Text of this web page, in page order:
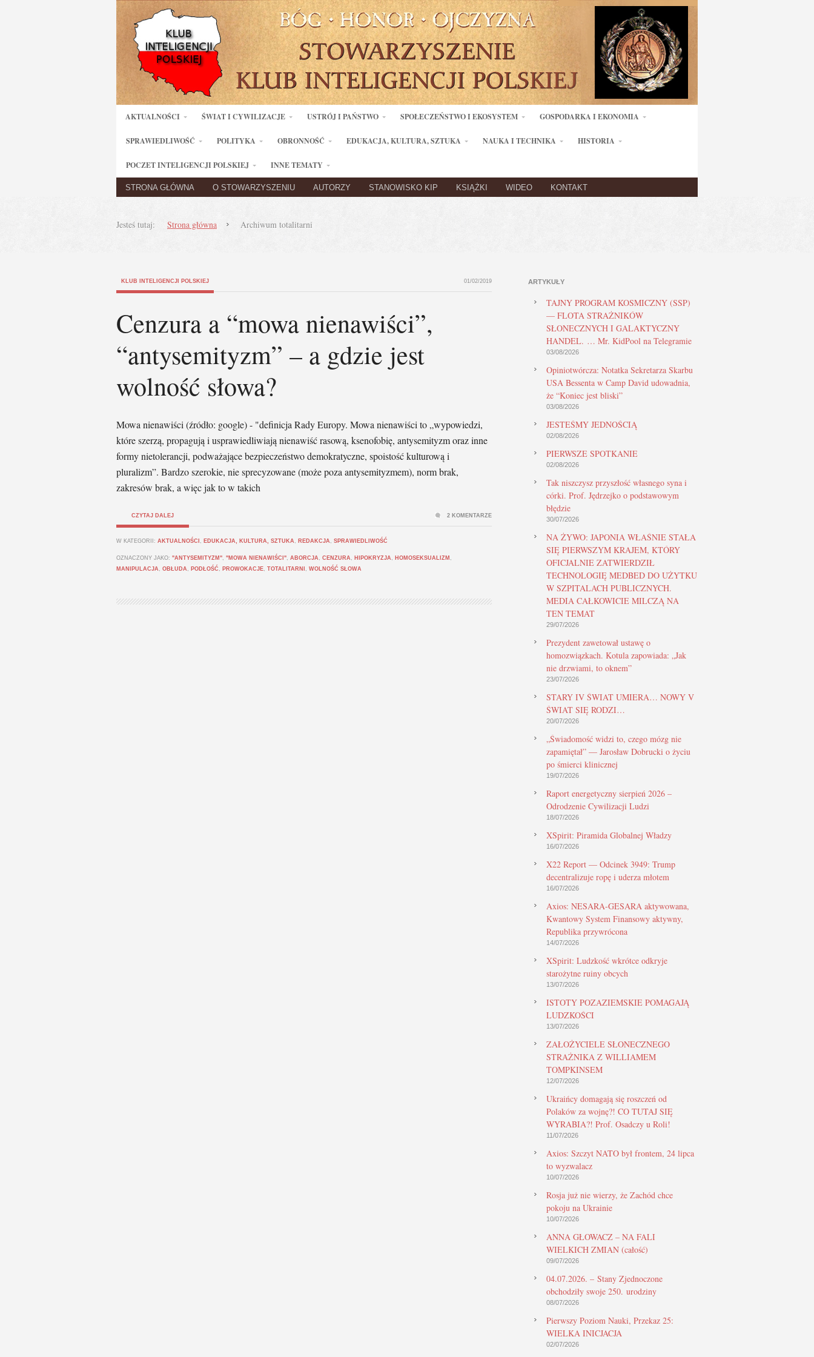
AKTUALNOŚCI ŚWIAT I CYWILIZACJE USTRÓJ I PAŃSTWO SPOŁECZEŃSTWO I EKOSYSTEM GOSPODARKA I EKONOMIA
SPRAWIEDLIWOŚĆ POLITYKA OBRONNOŚĆ EDUKACJA, KULTURA, SZTUKA NAUKA I TECHNIKA HISTORIA
POCZET INTELIGENCJI POLSKIEJ INNE TEMATY
STRONA GŁÓWNA O STOWARZYSZENIU AUTORZY STANOWISKO KIP KSIĄŻKI WIDEO KONTAKT
Jesteś tutaj: Strona główna Archiwum totalitarni
KLUB INTELIGENCJI POLSKIEJ 01/02/2019
Cenzura a “mowa nienawiści”,
“antysemityzm” – a gdzie jest
wolność słowa?
Mowa nienawiści (źródło: google) - "definicja Rady Europy. Mowa nienawiści to „wypowiedzi,
które szerzą, propagują i usprawiedliwiają nienawiść rasową, ksenofobię, antysemityzm oraz inne
formy nietolerancji, podważające bezpieczeństwo demokratyczne, spoistość kulturową i
pluralizm”. Bardzo szerokie, nie sprecyzowane (może poza antysemityzmem), norm brak,
zakresów brak, a więc jak to w takich
CZYTAJ DALEJ
W KATEGORII: AKTUALNOŚCI , EDUKACJA, KULTURA, SZTUKA , REDAKCJA , SPRAWIEDLIWOŚĆ
OZNACZONY JAKO: "ANTYSEMITYZM", "MOWA NIENAWIŚCI", ABORCJA , CENZURA , HIPOKRYZJA , HOMOSEKSUALIZM ,
MANIPULACJA , OBŁUDA , PODŁOŚĆ , PROWOKACJE, TOTALITARNI , WOLNOŚĆ SŁOWA
2 KOMENTARZE
ARTYKUŁY
TAJNY PROGRAM KOSMICZNY (SSP)
— FLOTA STRAŻNIKÓW
SŁONECZNYCH I GALAKTYCZNY
HANDEL. … Mr. KidPool na Telegramie
03/08/2026
Opiniotwórcza: Notatka Sekretarza Skarbu
USA Bessenta w Camp David udowadnia,
że “Koniec jest bliski”
03/08/2026
JESTEŚMY JEDNOŚCIĄ
02/08/2026
PIERWSZE SPOTKANIE
02/08/2026
Tak niszczysz przyszłość własnego syna i
córki. Prof. Jędrzejko o podstawowym
błędzie
30/07/2026
NA ŻYWO: JAPONIA WŁAŚNIE STAŁA
SIĘ PIERWSZYM KRAJEM, KTÓRY
OFICJALNIE ZATWIERDZIŁ
TECHNOLOGIĘ MEDBED DO UŻYTKU
W SZPITALACH PUBLICZNYCH.
MEDIA CAŁKOWICIE MILCZĄ NA
TEN TEMAT
29/07/2026
Prezydent zawetował ustawę o
homozwiązkach. Kotula zapowiada: „Jak
nie drzwiami, to oknem”
23/07/2026
STARY IV ŚWIAT UMIERA… NOWY V
ŚWIAT SIĘ RODZI…
20/07/2026
„Świadomość widzi to, czego mózg nie
zapamiętał” — Jarosław Dobrucki o życiu
po śmierci klinicznej
19/07/2026
Raport energetyczny sierpień 2026 –
Odrodzenie Cywilizacji Ludzi
18/07/2026
XSpirit: Piramida Globalnej Władzy
16/07/2026
X22 Report — Odcinek 3949: Trump
decentralizuje ropę i uderza młotem
16/07/2026
Axios: NESARA-GESARA aktywowana,
Kwantowy System Finansowy aktywny,
Republika przywrócona
14/07/2026
XSpirit: Ludzkość wkrótce odkryje
starożytne ruiny obcych
13/07/2026
ISTOTY POZAZIEMSKIE POMAGAJĄ
LUDZKOŚCI
13/07/2026
ZAŁOŻYCIELE SŁONECZNEGO
STRAŻNIKA Z WILLIAMEM
TOMPKINSEM
12/07/2026
Ukraińcy domagają się roszczeń od
Polaków za wojnę?! CO TUTAJ SIĘ
WYRABIA?! Prof. Osadczy u Roli!
11/07/2026
Axios: Szczyt NATO był frontem, 24 lipca
to wyzwalacz
10/07/2026
Rosja już nie wierzy, że Zachód chce
pokoju na Ukrainie
10/07/2026
ANNA GŁOWACZ – NA FALI
WIELKICH ZMIAN (całość)
09/07/2026
04.07.2026. – Stany Zjednoczone
obchodziły swoje 250. urodziny
08/07/2026
Pierwszy Poziom Nauki, Przekaz 25:
WIELKA INICJACJA
02/07/2026